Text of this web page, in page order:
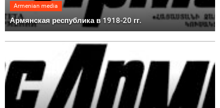
Armenian media
Армянская республика в 1918-20 гг.